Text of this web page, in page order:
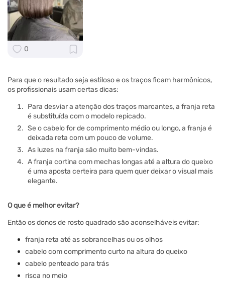
0
Para que o resultado seja estiloso e os traços ficam harmônicos,
os profissionais usam certas dicas:
Para desviar a atenção dos traços marcantes, a franja reta
é substituída com o modelo repicado.
Se o cabelo for de comprimento médio ou longo, a franja é
deixada reta com um pouco de volume.
As luzes na franja são muito bem-vindas.
A franja cortina com mechas longas até a altura do queixo
é uma aposta certeira para quem quer deixar o visual mais
elegante.
O que é melhor evitar?
Então os donos de rosto quadrado são aconselháveis evitar:
franja reta até as sobrancelhas ou os olhos
cabelo com comprimento curto na altura do queixo
cabelo penteado para trás
risca no meio